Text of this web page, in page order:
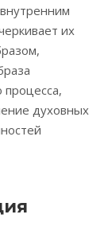
их
процесса,
духовных